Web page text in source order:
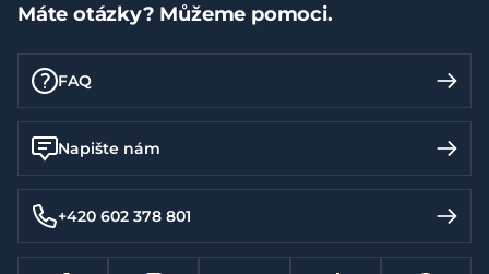
Máte otázky? Můžeme pomoci.
FAQ
Napište nám
+420 602 378 801